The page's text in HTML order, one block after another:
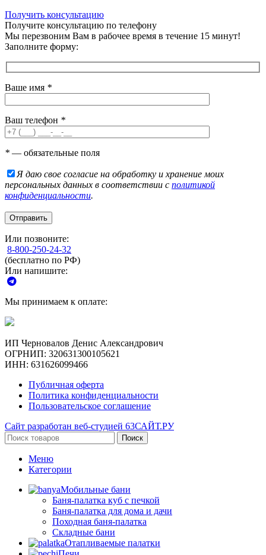
Получить консультацию
Получите консультацию по телефону
Мы перезвоним Вам в рабочее время в течение 15 минут!
Заполните форму:
Ваше имя *
Ваш телефон *
* — обязательные поля
Я даю свое согласие на обработку и хранение моих
персональных данных в соответствии с политикой
конфиденциальности.
Или позвоните:
8-800-250-24-32
(бесплатно по РФ)
Или напишите:
Мы принимаем к оплате:
ИП Черновалов Денис Александрович
ОГРНИП: 320631300105621
ИНН: 631626099466
Публичная оферта
Политика конфиденциальности
Пользовательское соглашение
Сайт разработан веб-студией 63САЙТ.РУ
Поиск
Меню
Категории
Мобильные бани
Баня-палатка куб с печкой
Баня-палатка для дома и дачи
Походная баня-палатка
Складные бани
Отапливаемые палатки